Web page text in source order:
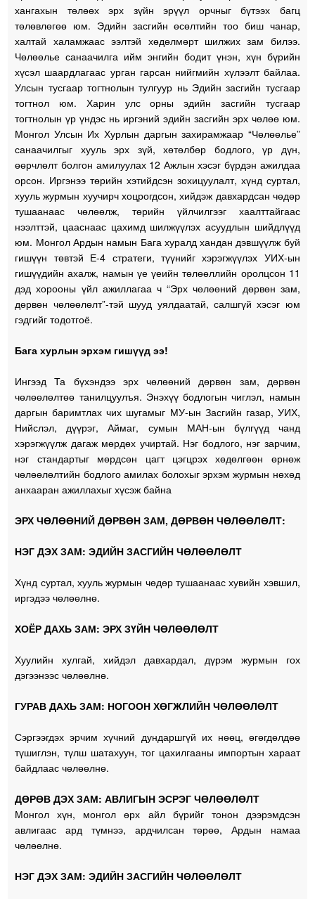
хангахын төлөөх эрх зүйн эрүүл орчныг бүтээх багц
төлөвлөгөө юм. Эдийн засгийн өсөлтийн тоо биш чанар,
халтай халамжаас ээлтэй хөдөлмөрт шилжих зам билээ.
Чөлөөлье санаачилга ийм энгийн бодит үнэн, хүн бүрийн
хүсэл шаардлагаас урган гарсан нийгмийн хүлээлт байлаа.
Улсын тусгаар тогтнолын тулгуур нь Эдийн засгийн тусгаар
тогтнол юм. Харин улс орны эдийн засгийн тусгаар
тогтнолын үр үндэс нь иргэний эдийн засгийн эрх чөлөө юм.
Монгол Улсын Их Хурлын даргын захирамжаар “Чөлөөлье”
санаачилгыг хууль эрх зүй, хөтөлбөр бодлого, үр дүн,
өөрчлөлт болгон амилуулах 12 Ажлын хэсэг бүрдэн ажилдаа
орсон. Иргэнээ төрийн хэтийдсэн зохицуулалт, хүнд суртал,
хууль журмын хуучирч хоцрогдсон, хийдэж давхардсан чөдөр
тушаанаас чөлөөлж, төрийн үйлчилгээг хаалттайгаас
нээлттэй, цааснаас цахимд шилжүүлэх асуудлын шийдлүүд
юм. Монгол Ардын намын Бага хуралд хандан дэвшүүлж буй
гишүүн төвтэй Е-4 стратеги, түүнийг хэрэгжүүлэх УИХ-ын
гишүүдийн ахалж, намын үе үеийн төлөөллийн оролцсон 11
дэд хорооны үйл ажиллагаа ч “Эрх чөлөөний дөрвөн зам,
дөрвөн чөлөөлөлт”-тэй шууд уялдаатай, салшгүй хэсэг юм
гэдгийг тодотгоё.
Бага хурлын эрхэм гишүүд ээ!
Ингээд Та бүхэндээ эрх чөлөөний дөрвөн зам, дөрвөн
чөлөөлөлтөө танилцуулъя. Энэхүү бодлогын чиглэл, намын
даргын баримтлах чих шугамыг МУ-ын Засгийн газар, УИХ,
Нийслэл, дүүрэг, Аймаг, сумын МАН-ын бүлгүүд чанд
хэрэгжүүлж дагаж мөрдөх учиртай. Нэг бодлого, нэг зарчим,
нэг стандартыг мөрдсөн цагт цэгцрэх хөдөлгөөн өрнөж
чөлөөлөлтийн бодлого амилах болохыг эрхэм журмын нөхөд
анхааран ажиллахыг хүсэж байна
ЭРХ ЧӨЛӨӨНИЙ ДӨРВӨН ЗАМ, ДӨРВӨН ЧӨЛӨӨЛӨЛТ:
НЭГ ДЭХ ЗАМ: ЭДИЙН ЗАСГИЙН ЧӨЛӨӨЛӨЛТ
Хүнд суртал, хууль журмын чөдөр тушаанаас хувийн хэвшил,
иргэдээ чөлөөлнө.
ХОЁР ДАХЬ ЗАМ: ЭРХ ЗҮЙН ЧӨЛӨӨЛӨЛТ
Хуулийн хулгай, хийдэл давхардал, дүрэм журмын гох
дэгээнээс чөлөөлнө.
ГУРАВ ДАХЬ ЗАМ: НОГООН ХӨГЖЛИЙН ЧӨЛӨӨЛӨЛТ
Сэргээгдэх эрчим хүчний дундаршгүй их нөөц, өгөгдөлдөө
түшиглэн, түлш шатахуун, тог цахилгааны импортын хараат
байдлаас чөлөөлнө.
ДӨРӨВ ДЭХ ЗАМ: АВЛИГЫН ЭСРЭГ ЧӨЛӨӨЛӨЛТ
Монгол хүн, монгол өрх айл бүрийг тонон дээрэмдсэн
авлигаас ард түмнээ, ардчилсан төрөө, Ардын намаа
чөлөөлнө.
НЭГ ДЭХ ЗАМ: ЭДИЙН ЗАСГИЙН ЧӨЛӨӨЛӨЛТ